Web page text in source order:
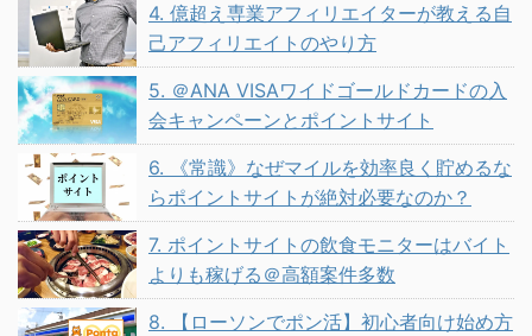
4. 億超え専業アフィリエイターが教える自
己アフィリエイトのやり方
5. ＠ANA VISAワイドゴールドカードの入
会キャンペーンとポイントサイト
6. 《常識》なぜマイルを効率良く貯めるな
らポイントサイトが絶対必要なのか？
7. ポイントサイトの飲食モニターはバイト
よりも稼げる＠高額案件多数
8. 【ローソンでポン活】初心者向け始め方